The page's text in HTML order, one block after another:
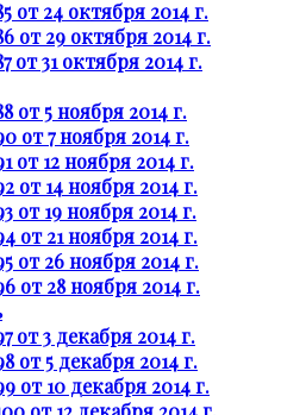
от 24 октября 2014 г.
от 29 октября 2014 г.
от 31 октября 2014 г.
от 5 ноября 2014 г.
от 7 ноября 2014 г.
от 12 ноября 2014 г.
от 14 ноября 2014 г.
от 19 ноября 2014 г.
от 21 ноября 2014 г.
от 26 ноября 2014 г.
от 28 ноября 2014 г.
от 3 декабря 2014 г.
от 5 декабря 2014 г.
от 10 декабря 2014 г.